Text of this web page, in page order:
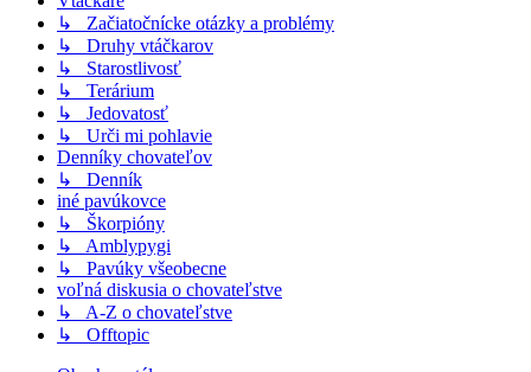
↳ Začiatočnícke otázky a problémy
↳ Druhy vtáčkarov
↳ Starostlivosť
↳ Terárium
↳ Jedovatosť
↳ Urči mi pohlavie
Denníky chovateľov
↳ Denník
iné pavúkovce
↳ Škorpióny
↳ Amblypygi
↳ Pavúky všeobecne
voľná diskusia o chovateľstve
↳ A-Z o chovateľstve
↳ Offtopic